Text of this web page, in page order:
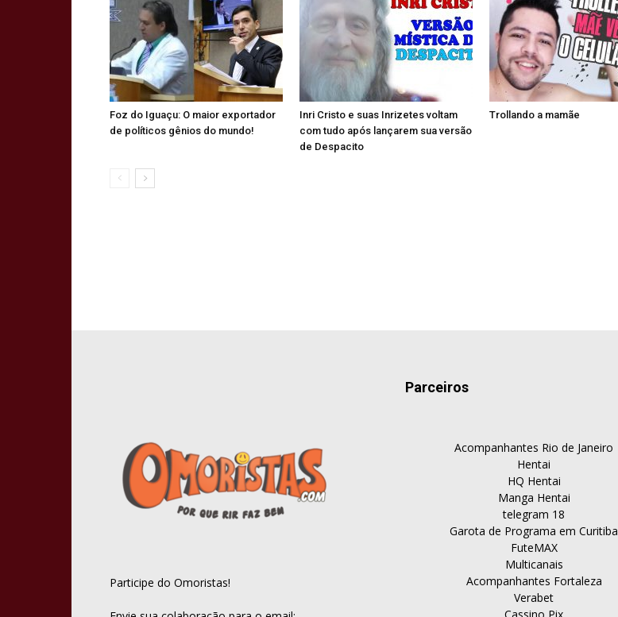
Foz do Iguaçu: O maior exportador
de políticos gênios do mundo!
Inri Cristo e suas Inrizetes voltam
com tudo após lançarem sua versão
de Despacito
Trollando a mamãe
Participe do Omoristas!
Parceiros
Acompanhantes Rio de Janeiro
Hentai
HQ Hentai
Manga Hentai
telegram 18
Garota de Programa em Curitiba
FuteMAX
Multicanais
Acompanhantes Fortaleza
Verabet